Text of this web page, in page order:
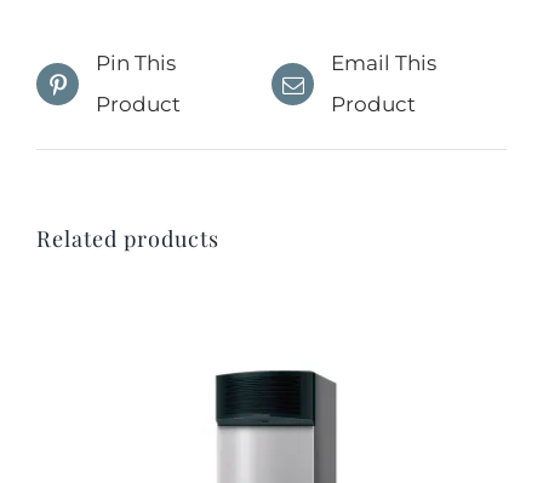
Pin This
Product
Email This
Product
Related products